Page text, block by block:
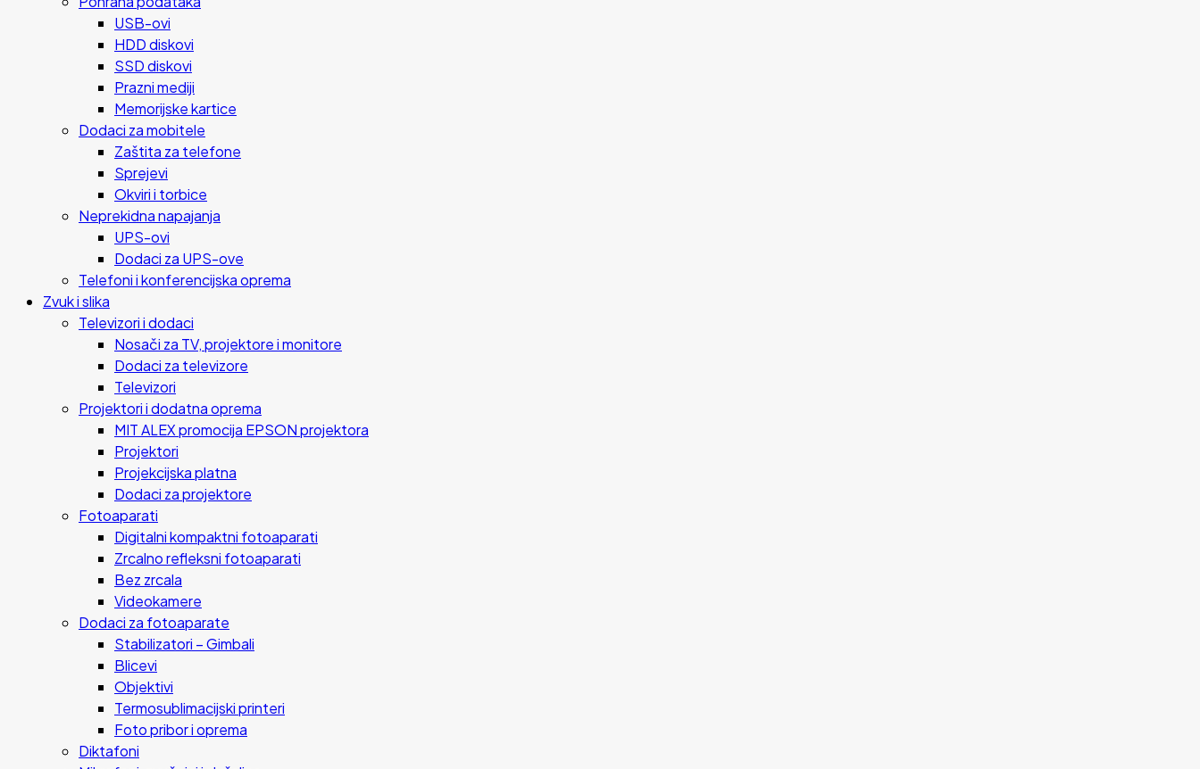
USB-ovi
HDD diskovi
SSD diskovi
Prazni mediji
Memorijske kartice
Dodaci za mobitele
Zaštita za telefone
Sprejevi
Okviri i torbice
Neprekidna napajanja
UPS-ovi
Dodaci za UPS-ove
Telefoni i konferencijska oprema
Zvuk i slika
Televizori i dodaci
Nosači za TV, projektore i monitore
Dodaci za televizore
Televizori
Projektori i dodatna oprema
MIT ALEX promocija EPSON projektora
Projektori
Projekcijska platna
Dodaci za projektore
Fotoaparati
Digitalni kompaktni fotoaparati
Zrcalno refleksni fotoaparati
Bez zrcala
Videokamere
Dodaci za fotoaparate
Stabilizatori – Gimbali
Blicevi
Objektivi
Termosublimacijski printeri
Foto pribor i oprema
Diktafoni